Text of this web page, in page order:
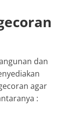
dan
agar
: